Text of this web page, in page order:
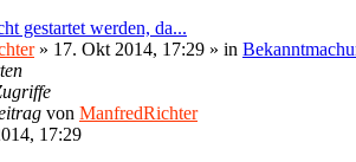
gestartet werden, da...
» 17. Okt 2014, 17:29 » in
von ManfredRichter
17:29